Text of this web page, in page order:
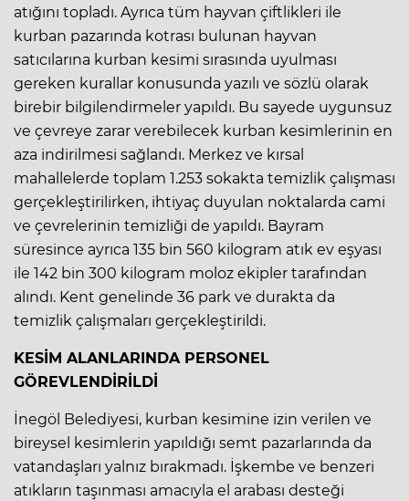
atığını topladı. Ayrıca tüm hayvan çiftlikleri ile
kurban pazarında kotrası bulunan hayvan
satıcılarına kurban kesimi sırasında uyulması
gereken kurallar konusunda yazılı ve sözlü olarak
birebir bilgilendirmeler yapıldı. Bu sayede uygunsuz
ve çevreye zarar verebilecek kurban kesimlerinin en
aza indirilmesi sağlandı. Merkez ve kırsal
mahallelerde toplam 1.253 sokakta temizlik çalışması
gerçekleştirilirken, ihtiyaç duyulan noktalarda cami
ve çevrelerinin temizliği de yapıldı. Bayram
süresince ayrıca 135 bin 560 kilogram atık ev eşyası
ile 142 bin 300 kilogram moloz ekipler tarafından
alındı. Kent genelinde 36 park ve durakta da
temizlik çalışmaları gerçekleştirildi.
KESİM ALANLARINDA PERSONEL
GÖREVLENDİRİLDİ
İnegöl Belediyesi, kurban kesimine izin verilen ve
bireysel kesimlerin yapıldığı semt pazarlarında da
vatandaşları yalnız bırakmadı. İşkembe ve benzeri
atıkların taşınması amacıyla el arabası desteği